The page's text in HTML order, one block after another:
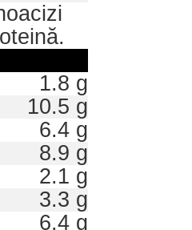
1.8 g
10.5 g
6.4 g
8.9 g
2.1 g
3.3 g
6.4 g